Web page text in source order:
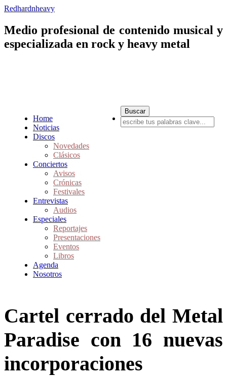
Redhardnheavy
Medio profesional de contenido musical y
especializada en rock y heavy metal
Home
Noticias
Discos
Novedades
Clásicos
Conciertos
Avisos
Crónicas
Festivales
Entrevistas
Audios
Especiales
Reportajes
Presentaciones
Eventos
Libros
Agenda
Nosotros
Cartel cerrado del Metal
Paradise con 16 nuevas
incorporaciones